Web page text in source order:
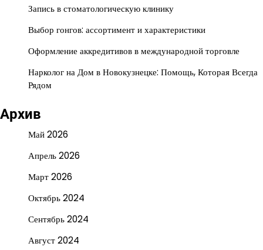
Запись в стоматологическую клинику
Выбор гонгов: ассортимент и характеристики
Оформление аккредитивов в международной торговле
Нарколог на Дом в Новокузнецке: Помощь, Которая Всегда
Рядом
Архив
Май 2026
Апрель 2026
Март 2026
Октябрь 2024
Сентябрь 2024
Август 2024